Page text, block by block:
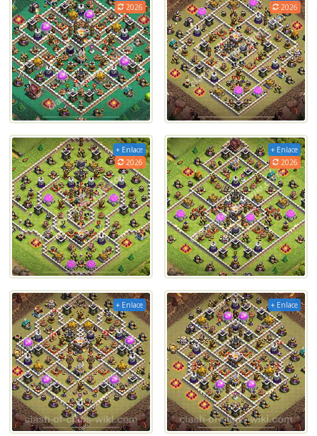
2026
2026
+ Enlace
2026
+ Enlace
2026
+ Enlace + Enlace